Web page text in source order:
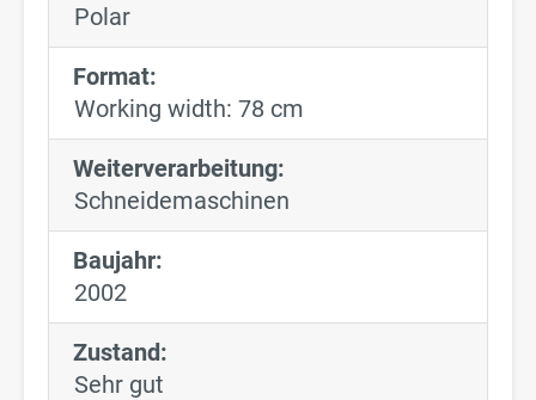
Polar
Format:
Working width: 78 cm
Weiterverarbeitung:
Schneidemaschinen
Baujahr:
2002
Zustand:
Sehr gut